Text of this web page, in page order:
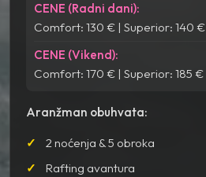
CENE (Radni dani):
Comfort: 130 € | Superior: 140 €
CENE (Vikend):
Comfort: 170 € | Superior: 185 €
Aranžman obuhvata:
2 noćenja & 5 obroka
Rafting avantura